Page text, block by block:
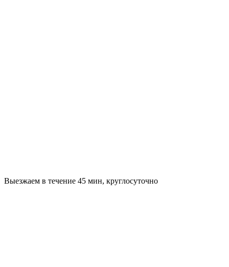
Выезжаем в течение 45 мин, круглосуточно